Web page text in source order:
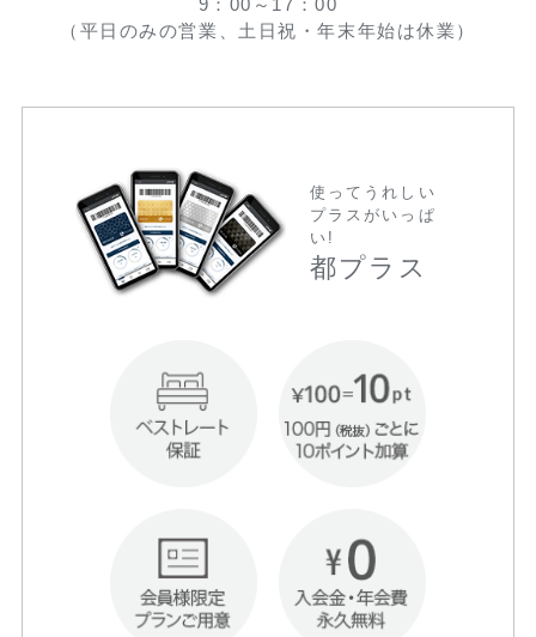
9：00～17：00
（平日のみの営業、土日祝・年末年始は休業）
使ってうれしい
プラスがいっぱ
い!
都プラス